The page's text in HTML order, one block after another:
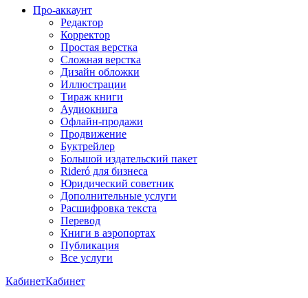
Про-аккаунт
Редактор
Корректор
Простая верстка
Сложная верстка
Дизайн обложки
Иллюстрации
Тираж книги
Аудиокнига
Офлайн-продажи
Продвижение
Буктрейлер
Большой издательский пакет
Rideró для бизнеса
Юридический советник
Дополнительные услуги
Расшифровка текста
Перевод
Книги в аэропортах
Публикация
Все услуги
КабинетКабинет